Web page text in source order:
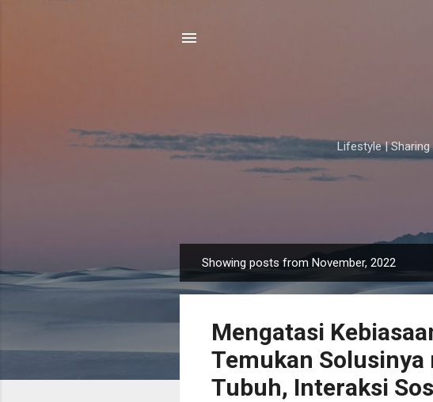
Lifestyle |
o
Showing posts from November, 2022
Mengatasi
Temukan
Tubuh, Interaksi